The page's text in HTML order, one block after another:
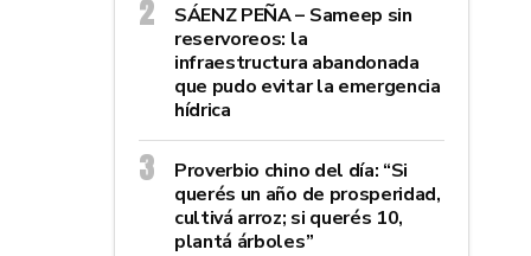
SÁENZ PEÑA – Sameep sin
reservoreos: la
infraestructura abandonada
que pudo evitar la emergencia
hídrica
Proverbio chino del día: “Si
querés un año de prosperidad,
cultivá arroz; si querés 10,
plantá árboles”